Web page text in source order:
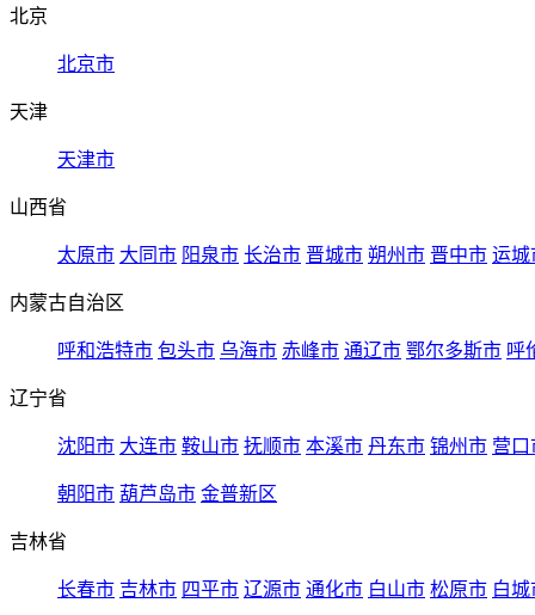
北京
北京市
天津
天津市
山西省
太原市 大同市 阳泉市 长治市 晋城市 朔州市 晋中市 运城
内蒙古自治区
呼和浩特市 包头市 乌海市 赤峰市 通辽市 鄂尔多斯市 呼
辽宁省
沈阳市 大连市 鞍山市 抚顺市 本溪市 丹东市 锦州市 营口
朝阳市 葫芦岛市 金普新区
吉林省
长春市 吉林市 四平市 辽源市 通化市 白山市 松原市 白城